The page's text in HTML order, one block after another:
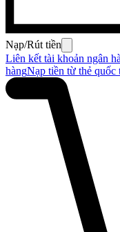
Nạp/Rút tiền
Liên kết tài khoản ngân
hàngNạp tiền từ thẻ quốc